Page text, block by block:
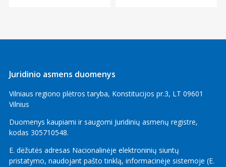
2023
2022
2025 m. gruodžio mėn.
2025 m. birželio mėn.
2025 m. kovo mėn.
Juridinio asmens duomenys
Vilniaus regiono plėtros taryba, Konstitucijos pr.3, LT 09601
Vilnius
Duomenys kaupiami ir saugomi Juridinių asmenų registre,
kodas 305710548.
E. dėžutės adresas Nacionalinėje elektroninių siuntų
pristatymo, naudojant pašto tinklą, informacinėje sistemoje (E.